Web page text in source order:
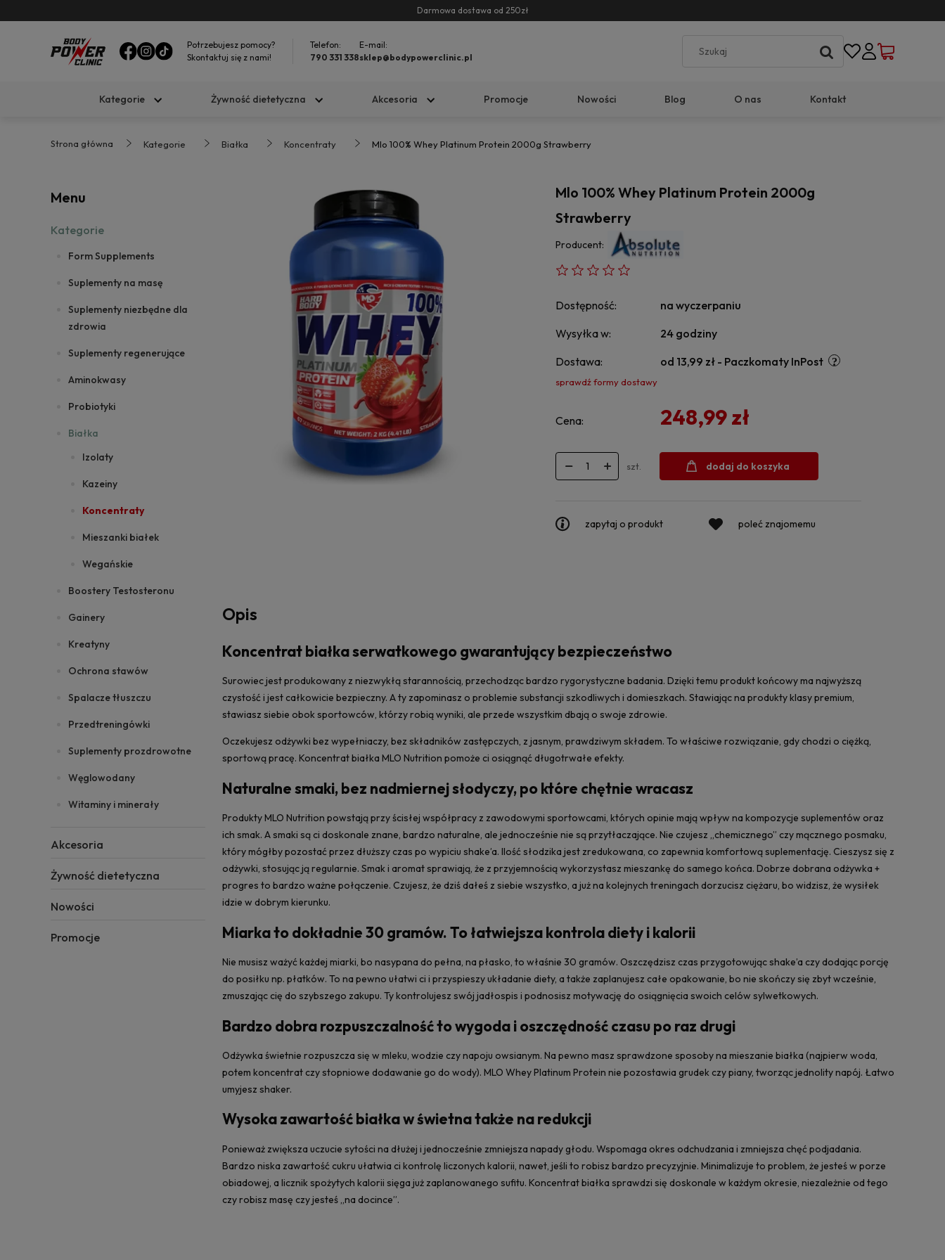
Darmowa dostawa od 250zł
Potrzebujesz pomocy?
Skontaktuj się z nami!
Telefon:
790 331 338
E-mail:
sklep@bodypowerclinic.pl
Kategorie Żywność dietetyczna Akcesoria Promocje Nowości Blog O nas Kontakt
Strona główna Kategorie Białka Koncentraty Mlo 100% Whey Platinum Protein 2000g Strawberry
Menu
Kategorie
Form Supplements
Suplementy na masę
Suplementy niezbędne dla
zdrowia
Suplementy regenerujące
Aminokwasy
Probiotyki
Białka
Izolaty
Kazeiny
Koncentraty
Mieszanki białek
Wegańskie
Boostery Testosteronu
Gainery
Kreatyny
Ochrona stawów
Spalacze tłuszczu
Przedtreningówki
Suplementy prozdrowotne
Węglowodany
Witaminy i minerały
Akcesoria
Żywność dietetyczna
Nowości
Promocje
Mlo 100% Whey Platinum Protein 2000g
Strawberry
Producent:
Dostępność:
na wyczerpaniu
Wysyłka w:
24 godziny
Dostawa:
od 13,99 zł - Paczkomaty InPost
sprawdź formy dostawy
Cena: 248,99 zł
szt. dodaj do koszyka
zapytaj o produkt poleć znajomemu
Opis
Koncentrat białka serwatkowego gwarantujący bezpieczeństwo
Surowiec jest produkowany z niezwykłą starannością, przechodząc bardzo rygorystyczne badania. Dzięki temu produkt końcowy ma najwyższą
czystość i jest całkowicie bezpieczny. A ty zapominasz o problemie substancji szkodliwych i domieszkach. Stawiając na produkty klasy premium,
stawiasz siebie obok sportowców, którzy robią wyniki, ale przede wszystkim dbają o swoje zdrowie.
Oczekujesz odżywki bez wypełniaczy, bez składników zastępczych, z jasnym, prawdziwym składem. To właściwe rozwiązanie, gdy chodzi o ciężką,
sportową pracę. Koncentrat białka MLO Nutrition pomoże ci osiągnąć długotrwałe efekty.
Naturalne smaki, bez nadmiernej słodyczy, po które chętnie wracasz
Produkty MLO Nutrition powstają przy ścisłej współpracy z zawodowymi sportowcami, których opinie mają wpływ na kompozycje suplementów oraz
ich smak. A smaki są ci doskonale znane, bardzo naturalne, ale jednocześnie nie są przytłaczające. Nie czujesz „chemicznego” czy mącznego posmaku,
który mógłby pozostać przez dłuższy czas po wypiciu shake’a. Ilość słodzika jest zredukowana, co zapewnia komfortową suplementację. Cieszysz się z
odżywki, stosując ją regularnie. Smak i aromat sprawiają, że z przyjemnością wykorzystasz mieszankę do samego końca. Dobrze dobrana odżywka +
progres to bardzo ważne połączenie. Czujesz, że dziś dałeś z siebie wszystko, a już na kolejnych treningach dorzucisz ciężaru, bo widzisz, że wysiłek
idzie w dobrym kierunku.
Miarka to dokładnie 30 gramów. To łatwiejsza kontrola diety i kalorii
Nie musisz ważyć każdej miarki, bo nasypana do pełna, na płasko, to właśnie 30 gramów. Oszczędzisz czas przygotowując shake’a czy dodając porcję
do posiłku np. płatków. To na pewno ułatwi ci i przyspieszy układanie diety, a także zaplanujesz całe opakowanie, bo nie skończy się zbyt wcześnie,
zmuszając cię do szybszego zakupu. Ty kontrolujesz swój jadłospis i podnosisz motywację do osiągnięcia swoich celów sylwetkowych.
Bardzo dobra rozpuszczalność to wygoda i oszczędność czasu po raz drugi
Odżywka świetnie rozpuszcza się w mleku, wodzie czy napoju owsianym. Na pewno masz sprawdzone sposoby na mieszanie białka (najpierw woda,
potem koncentrat czy stopniowe dodawanie go do wody). MLO Whey Platinum Protein nie pozostawia grudek czy piany, tworząc jednolity napój. Łatwo
umyjesz shaker.
Wysoka zawartość białka w świetna także na redukcji
Ponieważ zwiększa uczucie sytości na dłużej i jednocześnie zmniejsza napady głodu. Wspomaga okres odchudzania i zmniejsza chęć podjadania.
Bardzo niska zawartość cukru ułatwia ci kontrolę liczonych kalorii, nawet, jeśli to robisz bardzo precyzyjnie. Minimalizuje to problem, że jesteś w porze
obiadowej, a licznik spożytych kalorii sięga już zaplanowanego sufitu. Koncentrat białka sprawdzi się doskonale w każdym okresie, niezależnie od tego
czy robisz masę czy jesteś „na docince”.